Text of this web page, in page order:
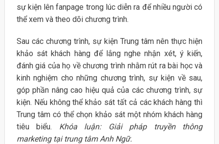
sự kiện lên fanpage trong lúc diễn ra để nhiều người có
thể xem và theo dõi chương trình.
Sau các chương trình, sự kiện Trung tâm nên thực hiện
khảo sát khách hàng để lắng nghe nhận xét, ý kiến,
đánh giá của họ về chương trình nhằm rút ra bài học và
kinh nghiệm cho những chương trình, sự kiện về sau,
góp phần nâng cao hiệu quả của các chương trình, sự
kiện. Nếu không thể khảo sát tất cả các khách hàng thì
Trung tâm có thể chọn khảo sát một nhóm khách hàng
tiêu biểu. Khóa luận: Giải pháp truyền thông
marketing tại trung tâm Anh Ngữ.